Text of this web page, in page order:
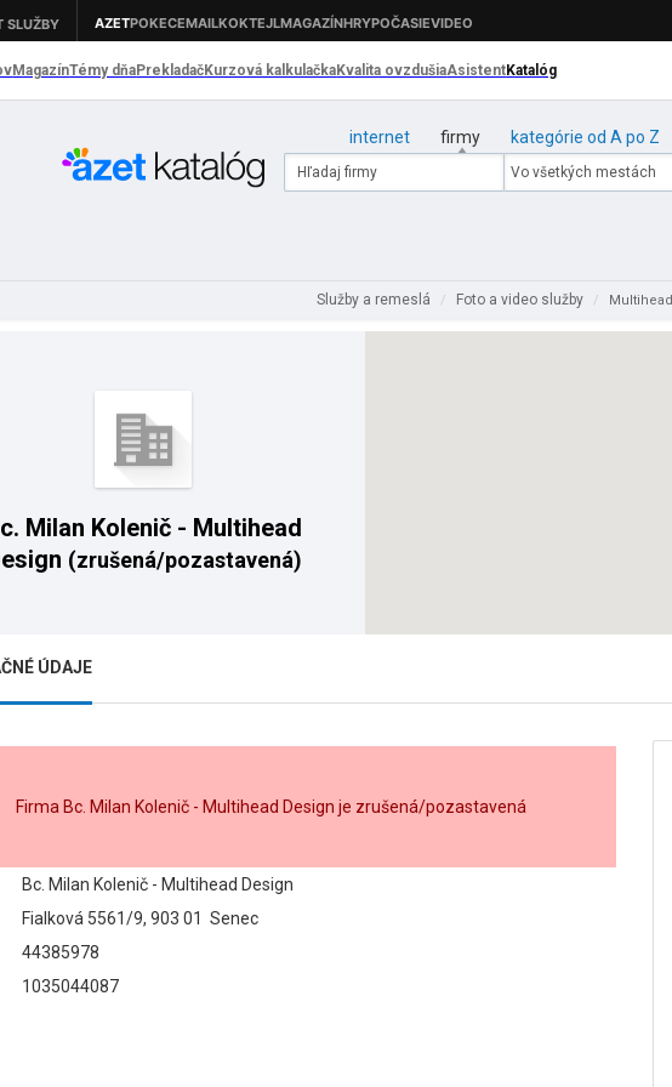
internet firmy kategórie od A po Z
Služby a remeslá / Foto a video služby /
Milan Kolenič - Multihead
(zrušená/pozastavená)
ÚDAJE
Firma Bc. Milan Kolenič - Multihead Design je zrušená/pozastavená
Bc. Milan Kolenič - Multihead Design
Fialková 5561/9, 903 01 Senec
44385978
1035044087